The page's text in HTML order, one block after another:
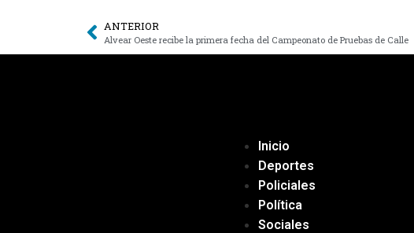
ANTERIOR
Alvear Oeste recibe la primera fecha del Campeonato de Pruebas de Calle
Inicio
Deportes
Policiales
Política
Sociales